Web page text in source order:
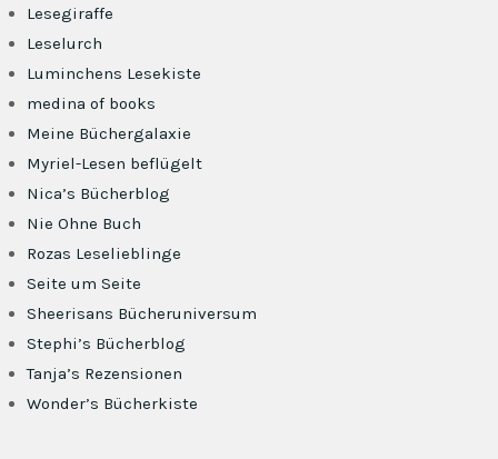
Lesegiraffe
Leselurch
Luminchens Lesekiste
medina of books
Meine Büchergalaxie
Myriel-Lesen beflügelt
Nica’s Bücherblog
Nie Ohne Buch
Rozas Leselieblinge
Seite um Seite
Sheerisans Bücheruniversum
Stephi’s Bücherblog
Tanja’s Rezensionen
Wonder’s Bücherkiste